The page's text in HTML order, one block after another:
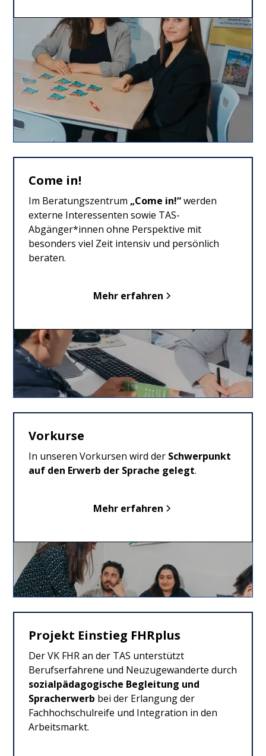
Come in!
Im Beratungszentrum „Come in!“werden
externe Interessenten sowie TAS-
Abgänger*innen ohne Perspektive mit
besonders viel Zeit intensiv und persönlich
beraten.
Mehr erfahren
Vorkurse
In unseren Vorkursen wird der Schwerpunkt
auf den Erwerb der Sprache gelegt.
Mehr erfahren
Projekt Einstieg FHRplus
Der VK FHR an der TAS unterstützt
Berufserfahrene und Neuzugewanderte durch
sozialpädagogische Begleitung und
Spracherwerb bei der Erlangung der
Fachhochschulreife und Integration in den
Arbeitsmarkt.